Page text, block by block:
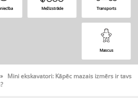
Mežizstrāde Transports
Mascus
Mini ekskavatori: Kāpēc mazais izmērs ir tavs